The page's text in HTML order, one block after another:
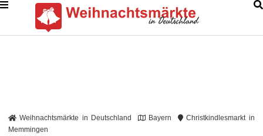
Weihnachtsmärkte in Deutschland Bayern
Christkindlesmarkt in
Memmingen